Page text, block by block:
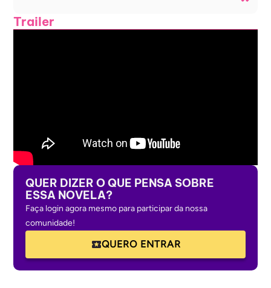
Trailer
QUER DIZER O QUE PENSA SOBRE
ESSA NOVELA?
Faça login agora mesmo para participar da nossa
comunidade!
QUERO ENTRAR